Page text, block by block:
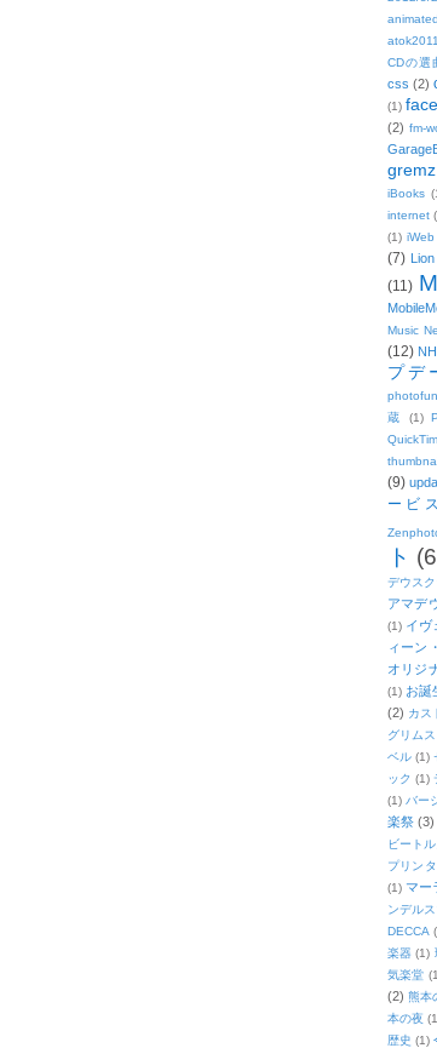
atok2011
CDの選
css (2)
(1)
(2) fm-
gremz
iBooks
internet
(1) iWeb
(7) Lion
(11)
Music
(12)
プデ
蔵
(1)
(9)
ービス
ト
デウス
アマデ
(1) イヴ
ィーン
オリジ
(1) お誕
(2) カス
グリムス
ベル (1)
ック (1)
(1) バー
楽祭 (3)
ビート
プリン
(1) マー
ンデル
DECCA
楽器 (1)
気楽堂
(2) 熊本
本の夜
歴史 (1)